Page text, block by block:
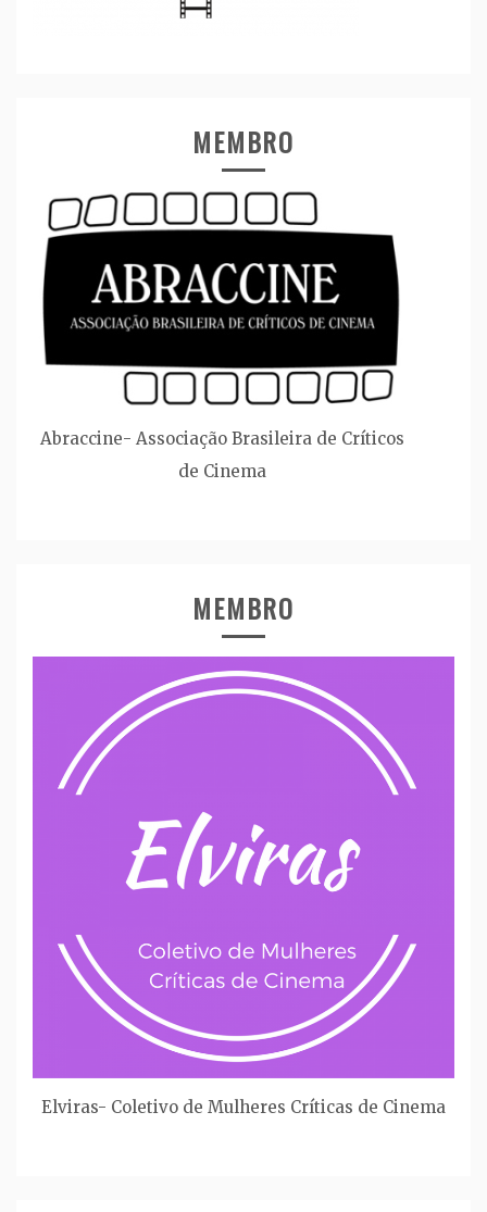
MEMBRO
Abraccine- Associação Brasileira de Críticos
de Cinema
MEMBRO
Elviras- Coletivo de Mulheres Críticas de Cinema